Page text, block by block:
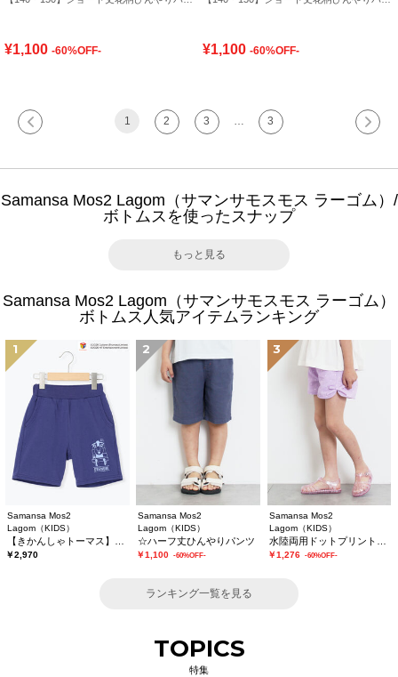
¥1,100 -60%OFF- ¥1,100 -60%OFF-
1 2 3 3
Samansa Mos2 Lagom（サマンサモスモス ラーゴム）/
ボトムスを使ったスナップ
もっと見る
Samansa Mos2 Lagom（サマンサモスモス ラーゴム）
ボトムス人気アイテムランキング
1
Samansa Mos2
Lagom（KIDS）
￥2,970
2
Samansa Mos2
Lagom（KIDS）
☆ハーフ丈ひんやりパンツ
￥1,100 -60%OFF-
3
Samansa Mos2
Lagom（KIDS）
￥1,276 -60%OFF-
ランキング一覧を見る
TOPICS
特集